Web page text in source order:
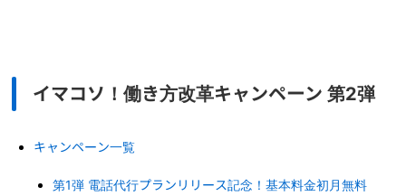
イマコソ！働き方改革キャンペーン 第2弾
キャンペーン一覧
第1弾 電話代行プランリリース記念！基本料金初月無料